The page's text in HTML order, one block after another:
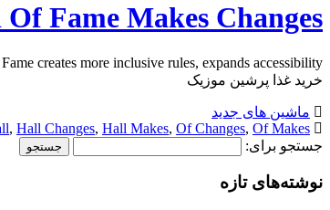
Fame Makes Changes
creates more inclusive rules, expands accessibility
خرید غذا پرشین موزیک
ماشین های جدید
, Hall Changes, Hall Makes, Of Changes, Of Makes
جستجو برای:
نوشته‌های تازه